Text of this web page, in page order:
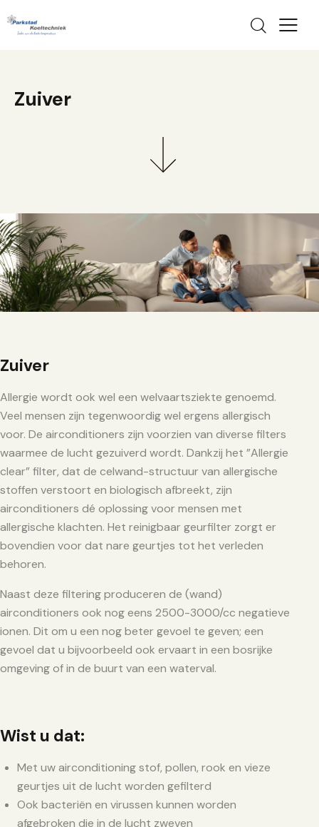
Zuiver
Zuiver
Allergie wordt ook wel een welvaartsziekte genoemd.
Veel mensen zijn tegenwoordig wel ergens allergisch
voor. De airconditioners zijn voorzien van diverse filters
waarmee de lucht gezuiverd wordt. Dankzij het ”Allergie
clear” filter, dat de celwand-structuur van allergische
stoffen verstoort en biologisch afbreekt, zijn
airconditioners dé oplossing voor mensen met
allergische klachten. Het reinigbaar geurfilter zorgt er
bovendien voor dat nare geurtjes tot het verleden
behoren.
Naast deze filtering produceren de (wand)
airconditioners ook nog eens 2500-3000/cc negatieve
ionen. Dit om u een nog beter gevoel te geven; een
gevoel dat u bijvoorbeeld ook ervaart in een bosrijke
omgeving of in de buurt van een waterval.
Wist u dat:
Met uw airconditioning stof, pollen, rook en vieze
geurtjes uit de lucht worden gefilterd
Ook bacteriën en virussen kunnen worden
afgebroken die in de lucht zweven